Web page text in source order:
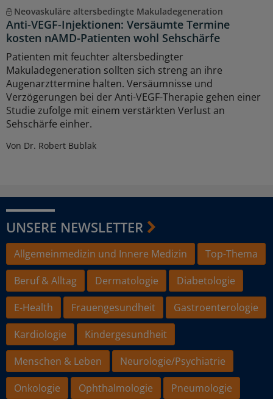
Neovaskuläre altersbedingte Makuladegeneration
Anti-VEGF-Injektionen: Versäumte Termine
kosten nAMD-Patienten wohl Sehschärfe
Patienten mit feuchter altersbedingter
Makuladegeneration sollten sich streng an ihre
Augenarzttermine halten. Versäumnisse und
Verzögerungen bei der Anti-VEGF-Therapie gehen einer
Studie zufolge mit einem verstärkten Verlust an
Sehschärfe einher.
Von Dr. Robert Bublak
UNSERE NEWSLETTER
Allgemeinmedizin und Innere Medizin
Top-Thema
Beruf & Alltag
Dermatologie
Diabetologie
E-Health
Frauengesundheit
Gastroenterologie
Kardiologie
Kindergesundheit
Menschen & Leben
Neurologie/Psychiatrie
Onkologie
Ophthalmologie
Pneumologie